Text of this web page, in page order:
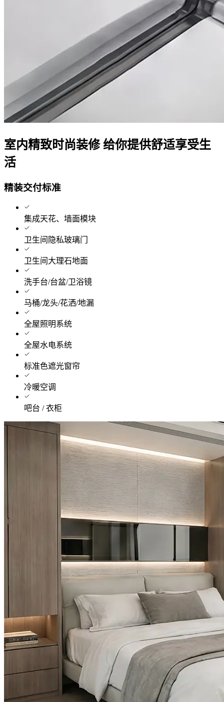
室内精致时尚装修 给你提供舒适享受生
活
精装交付标准
集成天花、墙面模块
卫生间隐私玻璃门
卫生间大理石地面
洗手台/台盆/卫浴镜
马桶/龙头/花洒/地漏
全屋照明系统
全屋水电系统
标准色遮光窗帘
冷暖空调
吧台 / 衣柜